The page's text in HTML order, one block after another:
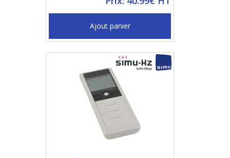
Ajout panier